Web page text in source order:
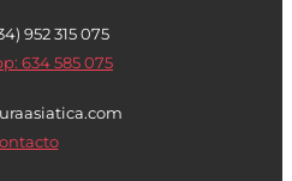
952 315 075
634 585 075